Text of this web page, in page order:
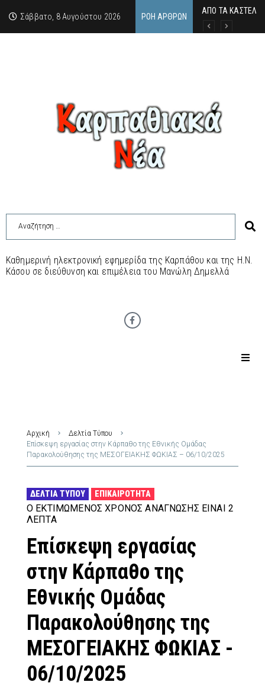
Σάββατο, 8 Αυγούστου 2026 ΡΟΉ ΆΡΘΡΩΝ
ΑΠΟ ΤΑ
Η άγνωστη
Νέος
Καθημερινή ηλεκτρονική εφημερίδα της Καρπάθου και της Η.Ν.
Κάσου σε διεύθυνση και επιμέλεια του Μανώλη Δημελλά
Αρχική
Δελτία Τύπου
Επίσκεψη εργασίας στην Κάρπαθο της Εθνικής Ομάδας
Παρακολούθησης της ΜΕΣΟΓΕΙΑΚΗΣ ΦΩΚΙΑΣ – 06/10/2025
ΔΕΛΤΊΑ ΤΎΠΟΥ ΕΠΙΚΑΙΡΌΤΗΤΑ
Ο ΕΚΤΙΜΏΜΕΝΟΣ ΧΡΌΝΟΣ ΑΝΆΓΝΩΣΗΣ ΕΊΝΑΙ 2
ΛΕΠΤΆ
Επίσκεψη εργασίας
στην Κάρπαθο της
Εθνικής Ομάδας
Παρακολούθησης της
ΜΕΣΟΓΕΙΑΚΗΣ ΦΩΚΙΑΣ -
06/10/2025